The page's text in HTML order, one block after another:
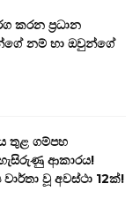
කරන ප්‍රධාන
නම් හා ඔවුන්ගේ
තුළ ගම්පහ
ආකාරය!
වූ අවස්ථා 12ක්!